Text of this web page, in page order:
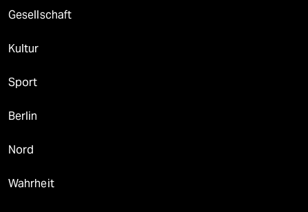
Gesellschaft
Kultur
Sport
Berlin
Nord
Wahrheit